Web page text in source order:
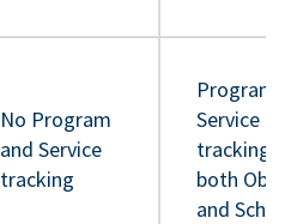
No Program
and Service
tracking
Program
Service
tracking
both
and